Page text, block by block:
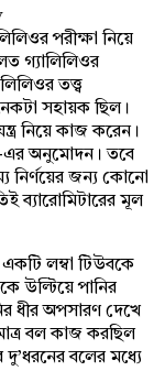
পরীক্ষা নিয়ে
গ্যালিলিওর
তত্ত্ব
সহায়ক ছিল।
নিয়ে কাজ করেন।
এর অনুমোদন। তবে
নির্ণয়ের জন্য কোনো
ব্যারোমিটারের মূল
লম্বা টিউবকে
উল্টিয়ে পানির
ধীর অপসারণ দেখে
বল কাজ করছিল
বলের মধ্যে